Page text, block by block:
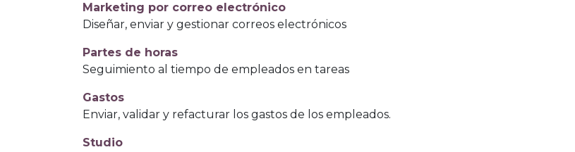
Marketing por correo electrónico
Diseñar, enviar y gestionar correos electrónicos
Partes de horas
Seguimiento al tiempo de empleados en tareas
Gastos
Enviar, validar y refacturar los gastos de los empleados.
Studio